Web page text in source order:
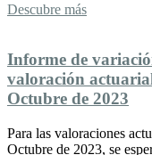
Descubre más
Informe de
valoración
Octubre de 2023
Para las valoraciones
Octubre de 2023, se